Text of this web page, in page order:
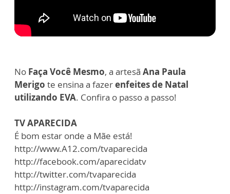
No Faça Você Mesmo, a artesã Ana Paula
Merigo te ensina a fazerenfeites de Natal
utilizando EVA. Confira o passo a passo!
TV APARECIDA
É bom estar onde a Mãe está!
http://www.A12.com/tvaparecida
http://facebook.com/aparecidatv
http://twitter.com/tvaparecida
http://instagram.com/tvaparecida